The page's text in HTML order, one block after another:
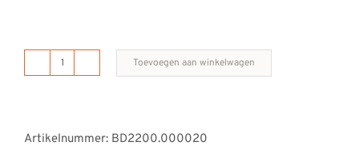
REVIEWS
BDUTCH
vaks
Toevoegen aan winkelwagen
Artikelnummer: BD2200.000020